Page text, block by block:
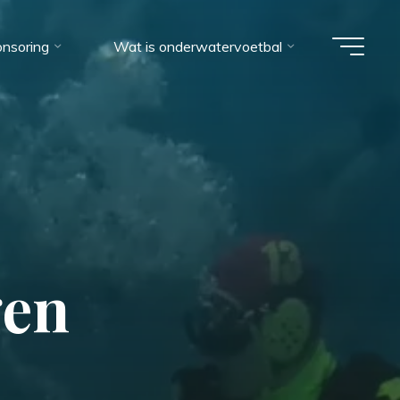
Wat is onderwatervoetbal
en